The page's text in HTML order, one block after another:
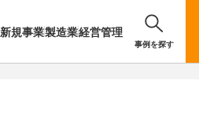
新規事業製造業経営管理
事例を探す